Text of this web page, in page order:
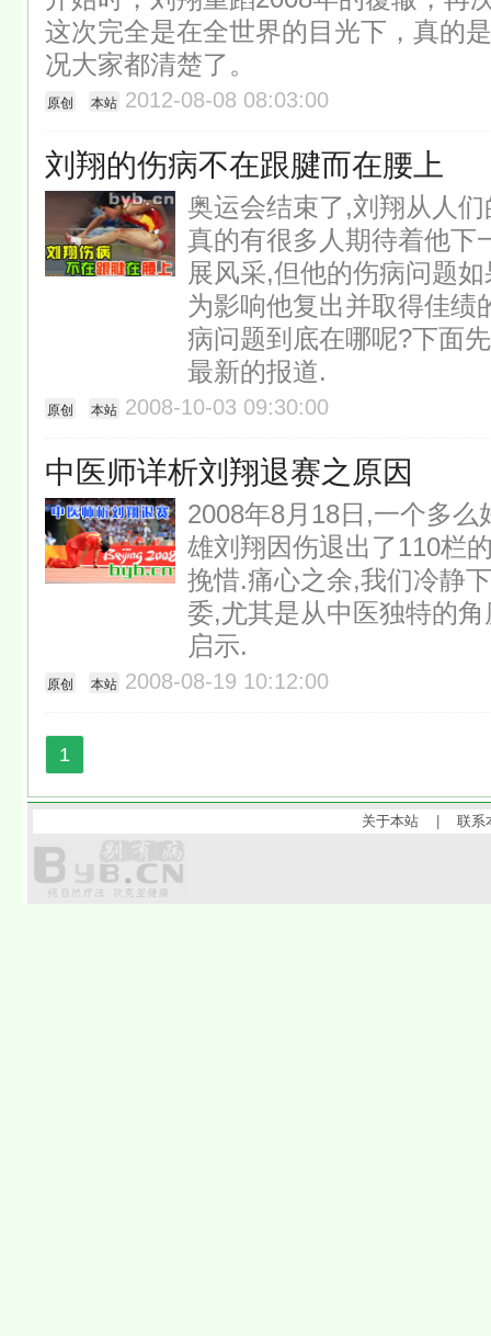
这次完全是在全世界的目光下，真的
况大家都清楚了。
原创 本站 2012-08-08 08:03:00
刘翔的伤病不在跟腱而在腰上
奥运会结束了,刘翔从人
真的有很多人期待着他下
展风采,但他的伤病问题
为影响他复出并取得佳绩
病问题到底在哪呢?下面
最新的报道.
原创 本站 2008-10-03 09:30:00
中医师详析刘翔退赛之原因
2008年8月18日,一个多
雄刘翔因伤退出了110栏
挽惜.痛心之余,我们冷静
委,尤其是从中医独特的
启示.
原创 本站 2008-08-19 10:12:00
1
关于本站 |联系